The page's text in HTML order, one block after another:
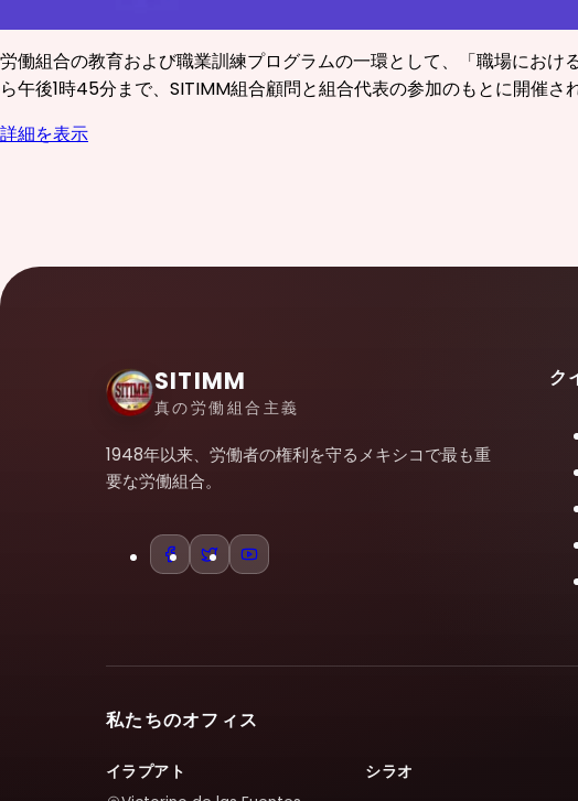
労働組合の教育および職業訓練プログラムの一環として、「職場にお
ら午後1時45分まで、SITIMM組合顧問と組合代表の参加のもとに開催され
詳細を表示
SITIMM
真の労働組合主義
1948年以来、労働者の権利を守るメキシコで最も重
要な労働組合。
ク
私たちのオフィス
イラプアト シラオ